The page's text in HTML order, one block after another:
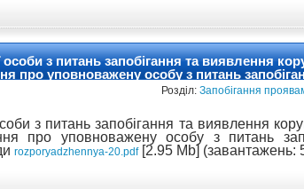
з питань запобігання та виявлення
про уповноважену особу з питань
Розділ: Запобігання
з питань запобігання та виявлення
про уповноважену особу з питань
rozporyadzhennya-20.pdf[2.95 Mb] (завантажень: